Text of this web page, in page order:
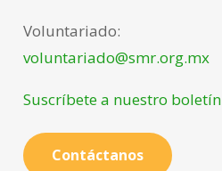
Voluntariado:
voluntariado@smr.org.mx
Suscríbete a nuestro boletín
Contáctanos